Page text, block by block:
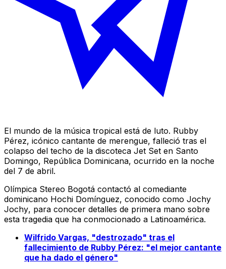
El mundo de la música tropical está de luto. Rubby
Pérez, icónico cantante de merengue, falleció tras el
colapso del techo de la discoteca Jet Set en Santo
Domingo, República Dominicana, ocurrido en la noche
del 7 de abril.
Olímpica Stereo Bogotá contactó al comediante
dominicano Hochi Domínguez, conocido como Jochy
Jochy, para conocer detalles de primera mano sobre
esta tragedia que ha conmocionado a Latinoamérica.
Wilfrido Vargas, "destrozado" tras el
fallecimiento de Rubby Pérez: "el mejor cantante
que ha dado el género"